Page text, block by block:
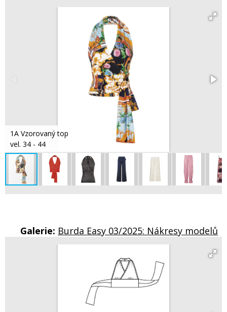
1A Vzorovaný top
vel. 34 - 44
Galerie: Burda Easy 03/2025: Nákresy modelů